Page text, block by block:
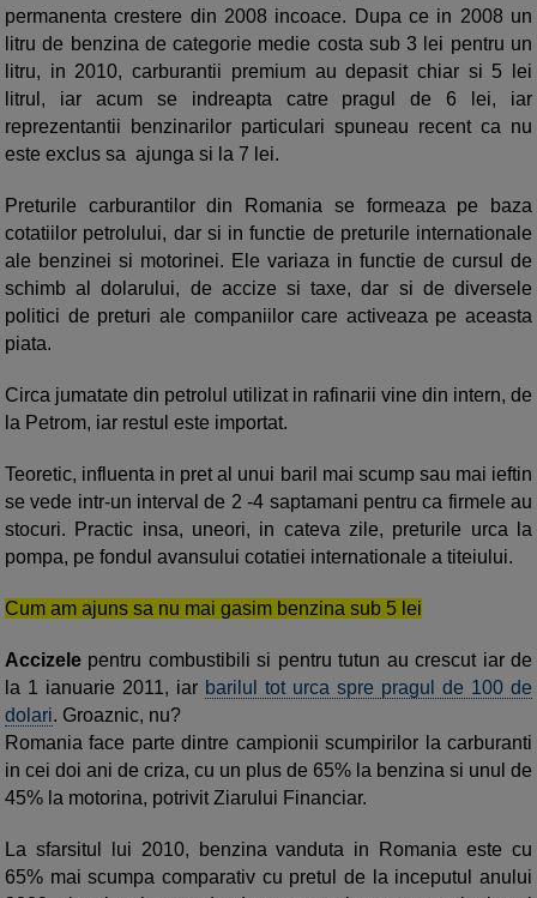
permanenta crestere din 2008 incoace. Dupa ce in 2008 un
litru de benzina de categorie medie costa sub 3 lei pentru un
litru, in 2010, carburantii premium au depasit chiar si 5 lei
litrul, iar acum se indreapta catre pragul de 6 lei, iar
reprezentantii benzinarilor particulari spuneau recent ca nu
este exclus sa ajunga si la 7 lei.
Preturile carburantilor din Romania se formeaza pe baza
cotatiilor petrolului, dar si in functie de preturile internationale
ale benzinei si motorinei. Ele variaza in functie de cursul de
schimb al dolarului, de accize si taxe, dar si de diversele
politici de preturi ale companiilor care activeaza pe aceasta
piata.
Circa jumatate din petrolul utilizat in rafinarii vine din intern, de
la Petrom, iar restul este importat.
Teoretic, influenta in pret al unui baril mai scump sau mai ieftin
se vede intr-un interval de 2 -4 saptamani pentru ca firmele au
stocuri. Practic insa, uneori, in cateva zile, preturile urca la
pompa, pe fondul avansului cotatiei internationale a titeiului.
Cum am ajuns sa nu mai gasim benzina sub 5 lei
Accizele pentru combustibili si pentru tutun au crescut iar de
la 1 ianuarie 2011, iar barilul tot urca spre pragul de 100 de
dolari. Groaznic, nu?
Romania face parte dintre campionii scumpirilor la carburanti
in cei doi ani de criza, cu un plus de 65% la benzina si unul de
45% la motorina, potrivit Ziarului Financiar.
La sfarsitul lui 2010, benzina vanduta in Romania este cu
65% mai scumpa comparativ cu pretul de la inceputul anului